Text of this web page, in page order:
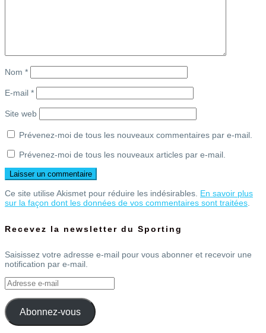
Nom *
E-mail *
Site web
Prévenez-moi de tous les nouveaux commentaires par e-mail.
Prévenez-moi de tous les nouveaux articles par e-mail.
Ce site utilise Akismet pour réduire les indésirables. En savoir plus
sur la façon dont les données de vos commentaires sont traitées.
Recevez la newsletter du Sporting
Saisissez votre adresse e-mail pour vous abonner et recevoir une
notification par e-mail.
Adresse
e-
mail
Abonnez-vous